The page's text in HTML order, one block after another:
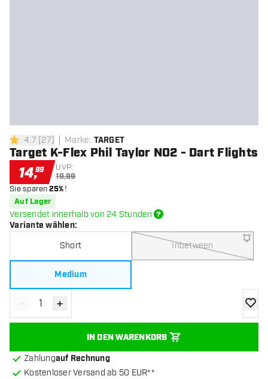
4.7 Bewertungssterne
4.7 [27] Marke: TARGET
Target K-Flex Phil Taylor NO2 - Dart Flights
14,99 UVP:
19,99
Sie sparen25%!
Auf Lager
Versendet innerhalb von 24 Stunden
Variante wählen:
Short Inbetween
Medium
Menge verringern
- Menge erhöhen
+
IN DEN WARENKORB
Zur
Zahlungauf Rechnung
Kostenloser Versand ab 50 EUR**